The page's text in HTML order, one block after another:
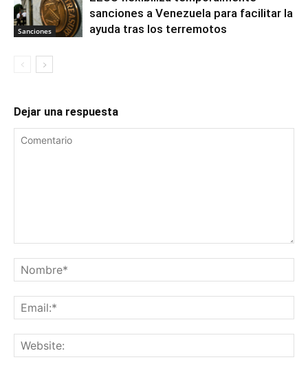
Sanciones
sanciones a Venezuela para facilitar la
ayuda tras los terremotos
Dejar una respuesta